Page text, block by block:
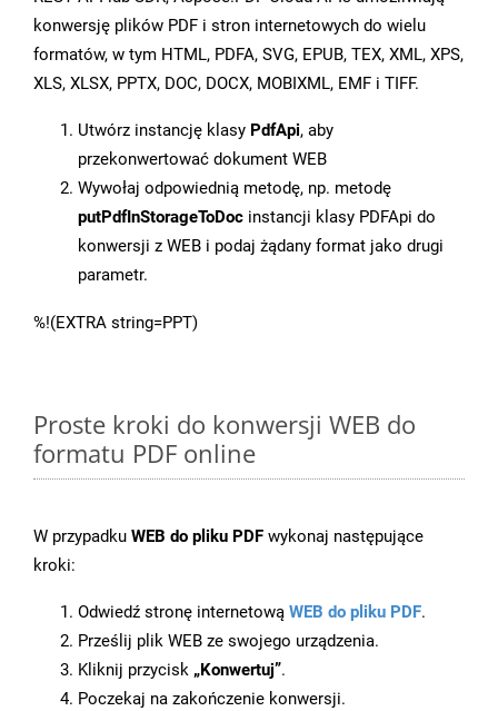
konwersję plików PDF i stron internetowych do wielu
formatów, w tym HTML, PDFA, SVG, EPUB, TEX, XML, XPS,
XLS, XLSX, PPTX, DOC, DOCX, MOBIXML, EMF i TIFF.
Utwórz instancję klasy PdfApi, aby
przekonwertować dokument WEB
Wywołaj odpowiednią metodę, np. metodę
putPdfInStorageToDoc instancji klasy PDFApi do
konwersji z WEB i podaj żądany format jako drugi
parametr.
%!(EXTRA string=PPT)
Proste kroki do konwersji WEB do
formatu PDF online
W przypadku WEB do pliku PDF wykonaj następujące
kroki:
Odwiedź stronę internetową WEB do pliku PDF.
Prześlij plik WEB ze swojego urządzenia.
Kliknij przycisk „Konwertuj”.
Poczekaj na zakończenie konwersji.